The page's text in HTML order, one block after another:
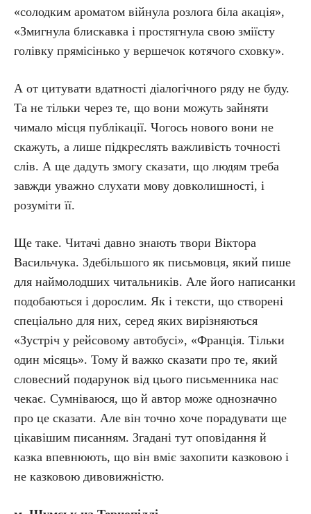
«солодким ароматом війнула розлога біла акація»,
«Змигнула блискавка і простягнула свою зміїсту
голівку прямісінько у вершечок котячого сховку».
А от цитувати вдатності діалогічного ряду не буду.
Та не тільки через те, що вони можуть зайняти
чимало місця публікації. Чогось нового вони не
скажуть, а лише підкреслять важливість точності
слів. А ще дадуть змогу сказати, що людям треба
завжди уважно слухати мову довколишності, і
розуміти її.
Ще таке. Читачі давно знають твори Віктора
Васильчука. Здебільшого як письмовця, який пише
для наймолодших читальників. Але його написанки
подобаються і дорослим. Як і тексти, що створені
спеціально для них, серед яких вирізняються
«Зустріч у рейсовому автобусі», «Франція. Тільки
один місяць». Тому й важко сказати про те, який
словесний подарунок від цього письменника нас
чекає. Сумніваюся, що й автор може однозначно
про це сказати. Але він точно хоче порадувати ще
цікавішим писанням. Згадані тут оповідання й
казка впевнюють, що він вміє захопити казковою і
не казковою дивовижністю.